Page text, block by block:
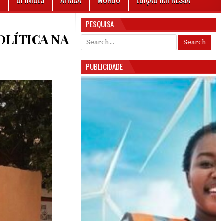
NA
DA INSTABILIDADE POLÍTICA NA GUINÉ-BISSAU
PESQUISA
Search for:
PUBLICIDADE